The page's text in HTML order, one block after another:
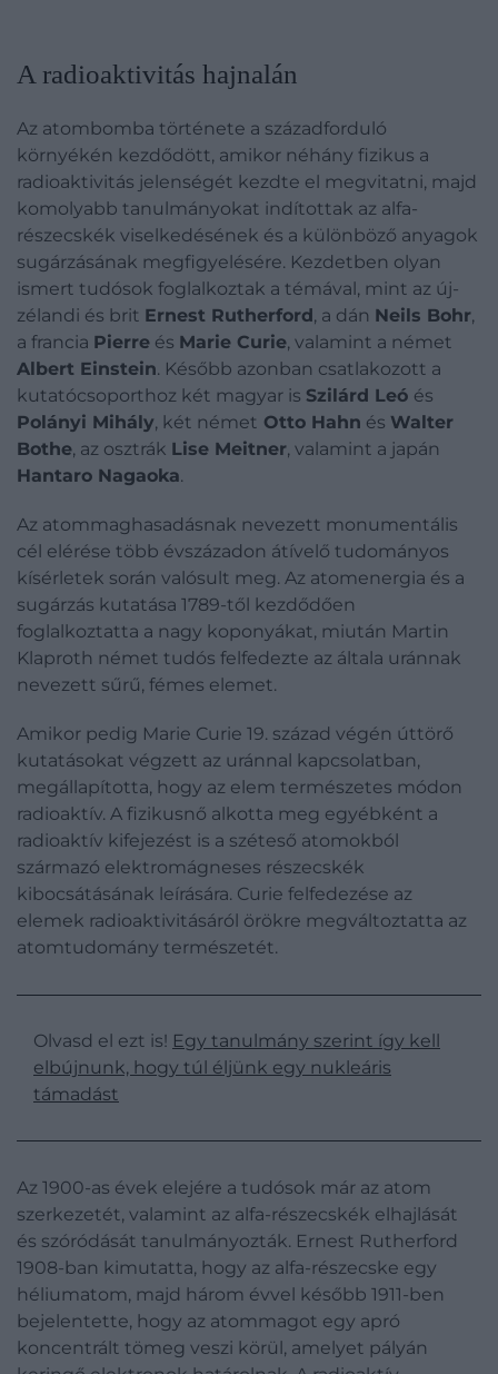
A radioaktivitás hajnalán
Az atombomba története a századforduló
környékén kezdődött, amikor néhány fizikus a
radioaktivitás jelenségét kezdte el megvitatni, majd
komolyabb tanulmányokat indítottak az alfa-
részecskék viselkedésének és a különböző anyagok
sugárzásának megfigyelésére. Kezdetben olyan
ismert tudósok foglalkoztak a témával, mint az új-
zélandi és brit Ernest Rutherford, a dán Neils Bohr,
a francia Pierre és Marie Curie, valamint a német
Albert Einstein. Később azonban csatlakozott a
kutatócsoporthoz két magyar is Szilárd Leó és
Polányi Mihály, két német Otto Hahn és Walter
Bothe, az osztrák Lise Meitner, valamint a japán
Hantaro Nagaoka.
Az atommaghasadásnak nevezett monumentális
cél elérése több évszázadon átívelő tudományos
kísérletek során valósult meg. Az atomenergia és a
sugárzás kutatása 1789-től kezdődően
foglalkoztatta a nagy koponyákat, miután Martin
Klaproth német tudós felfedezte az általa uránnak
nevezett sűrű, fémes elemet.
Amikor pedig Marie Curie 19. század végén úttörő
kutatásokat végzett az uránnal kapcsolatban,
megállapította, hogy az elem természetes módon
radioaktív. A fizikusnő alkotta meg egyébként a
radioaktív kifejezést is a széteső atomokból
származó elektromágneses részecskék
kibocsátásának leírására. Curie felfedezése az
elemek radioaktivitásáról örökre megváltoztatta az
atomtudomány természetét.
Olvasd el ezt is! Egy tanulmány szerint így kell
elbújnunk, hogy túl éljünk egy nukleáris
támadást
Az 1900-as évek elejére a tudósok már az atom
szerkezetét, valamint az alfa-részecskék elhajlását
és szóródását tanulmányozták. Ernest Rutherford
1908-ban kimutatta, hogy az alfa-részecske egy
héliumatom, majd három évvel később 1911-ben
bejelentette, hogy az atommagot egy apró
koncentrált tömeg veszi körül, amelyet pályán